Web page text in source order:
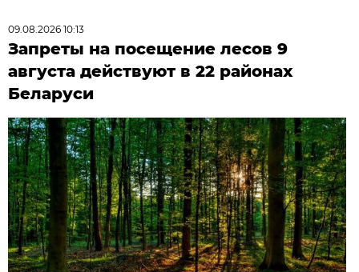
09.08.2026 10:13
Запреты на посещение лесов 9
августа действуют в 22 районах
Беларуси